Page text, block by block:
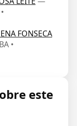
FONSECA
•
este